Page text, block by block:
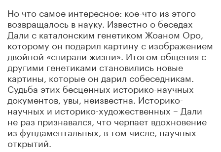
Но что самое интересное: кое-что из этого
возвращалось в науку. Известно о беседах
Дали с каталонским генетиком Жоаном Оро,
которому он подарил картину с изображением
двойной «спирали жизни». Итогом общения с
другими генетиками становились новые
картины, которые он дарил собеседникам.
Судьба этих бесценных историко-научных
документов, увы, неизвестна. Историко-
научных и историко-художественных – Дали
не раз признавался, что черпает вдохновение
из фундаментальных, в том числе, научных
открытий.